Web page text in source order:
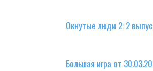
Окнутые люди 2: 2
Большая игра от